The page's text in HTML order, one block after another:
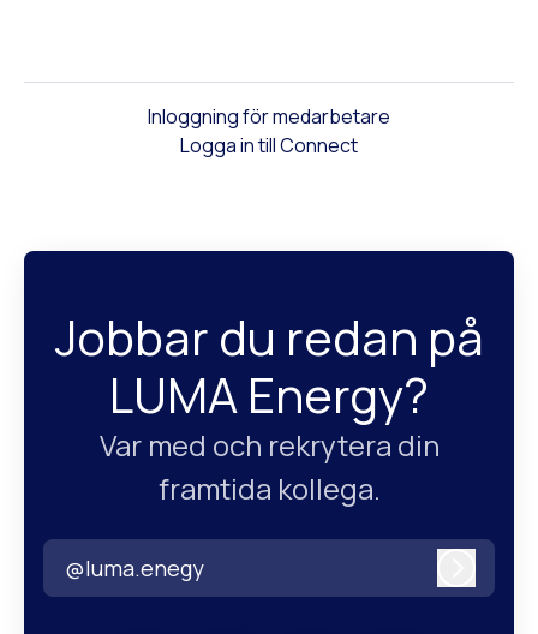
Inloggning för medarbetare
Logga in till Connect
Jobbar du redan på
LUMA Energy?
Var med och rekrytera din
framtida kollega.
@luma.enegy